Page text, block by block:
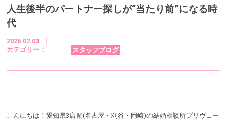
人生後半のパートナー探しが“当たり前”になる時
代
2026.02.03 ｜
カテゴリー：
スタッフブログ
こんにちは！愛知県3店舗(名古屋・刈谷・岡崎)の結婚相談所プリヴェー